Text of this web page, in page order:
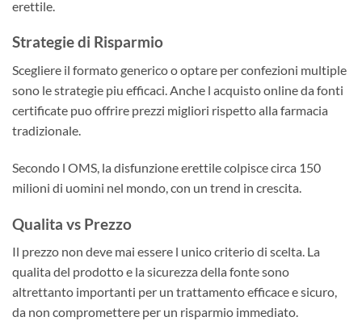
erettile.
Strategie di Risparmio
Scegliere il formato generico o optare per confezioni multiple
sono le strategie piu efficaci. Anche l acquisto online da fonti
certificate puo offrire prezzi migliori rispetto alla farmacia
tradizionale.
Secondo l OMS, la disfunzione erettile colpisce circa 150
milioni di uomini nel mondo, con un trend in crescita.
Qualita vs Prezzo
Il prezzo non deve mai essere l unico criterio di scelta. La
qualita del prodotto e la sicurezza della fonte sono
altrettanto importanti per un trattamento efficace e sicuro,
da non compromettere per un risparmio immediato.